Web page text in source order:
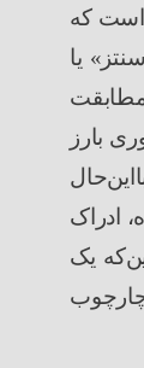
است که
سنتز » یا
مطابقت
بارز
حال
ادراک
که یک